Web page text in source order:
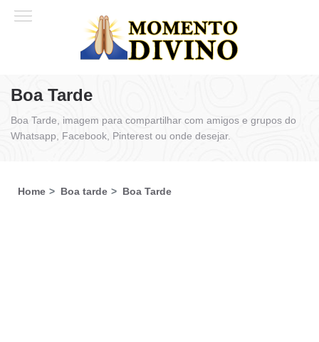
Boa Tarde
Boa Tarde, imagem para compartilhar com amigos e grupos do
Whatsapp, Facebook, Pinterest ou onde desejar.
Home Boa tarde Boa Tarde